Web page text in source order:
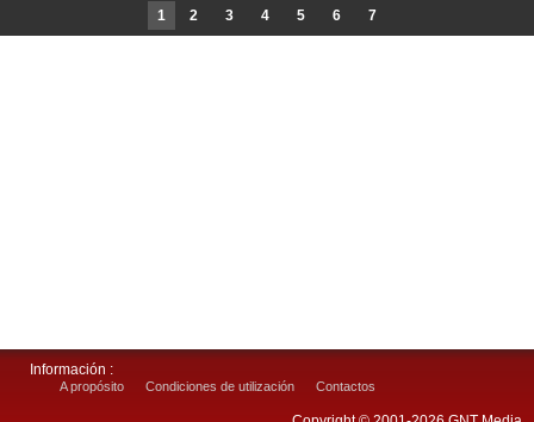
1 2 3 4 5 6 7
Información :
A propósito Condiciones de utilización Contactos